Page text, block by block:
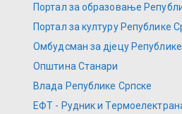
Портал за образовање
Портал за културу Републике
Омбудсман за дјецу
Општина Станари
Влада Републике Српске
ЕФТ - Рудник и